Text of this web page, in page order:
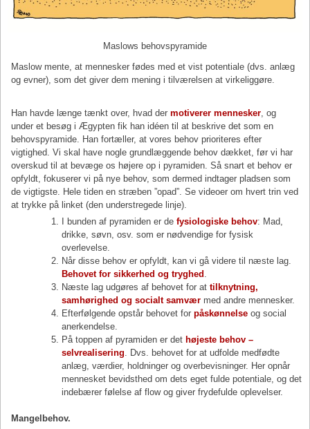
Maslows behovspyramide
Maslow mente, at mennesker fødes med et vist potentiale (dvs. anlæg
og evner), som det giver dem mening i tilværelsen at virkeliggøre.
Han havde længe tænkt over, hvad dermotiverer mennesker , og
under et besøg i Ægypten fik han idéen til at beskrive det som en
behovspyramide. Han fortæller, at vores behov prioriteres efter
vigtighed. Vi skal have nogle grundlæggende behov dækket, før vi har
overskud til at bevæge os højere op i pyramiden. Så snart et behov er
opfyldt, fokuserer vi på nye behov, som dermed indtager pladsen som
de vigtigste. Hele tiden en stræben ”opad”. Se videoer om hvert trin ved
at trykke på linket (den understregede linje).
I bunden af pyramiden er defysiologiske behov: Mad,
drikke, søvn, osv. som er nødvendige for fysisk
overlevelse.
Når disse behov er opfyldt, kan vi gå videre til næste lag.
Behovet for sikkerhed og tryghed
Næste lag udgøres af behovet for attilknytning,
samhørighed og socialt samvær med andre mennesker.
Efterfølgende opstår behovet forpåskønnelse og social
anerkendelse.
På toppen af pyramiden er det højeste behov –
selvrealisering . Dvs. behovet for at udfolde medfødte
anlæg, værdier, holdninger og overbevisninger. Her opnår
mennesket bevidsthed om dets eget fulde potentiale, og det
indebærer følelse af flow og giver frydefulde oplevelser.
Mangelbehov.